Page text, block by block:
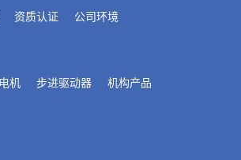
资质认证 公司环境
机 步进驱动器
机构产品